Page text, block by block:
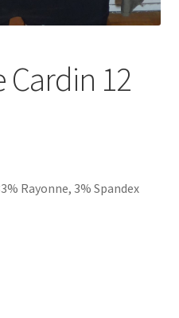
Cardin 12
Rayonne, 3% Spandex